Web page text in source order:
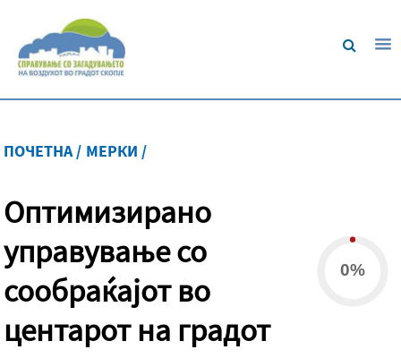
ПОЧЕТНА / МЕРКИ /
Оптимизирано
управување со
сообраќајот во
центарот на градот
0%